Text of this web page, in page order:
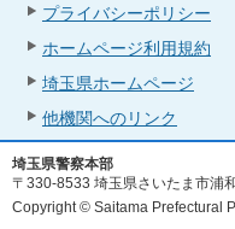
プライバシーポリシー
ホームページ利用規約
埼玉県ホームページ
他機関へのリンク
埼玉県警察本部
〒330-8533 埼玉県さいたま市浦
Copyright © Saitama Prefectural